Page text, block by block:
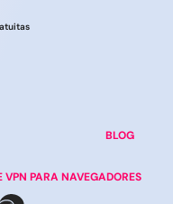
BLOG
VPN PARA NAVEGADORES